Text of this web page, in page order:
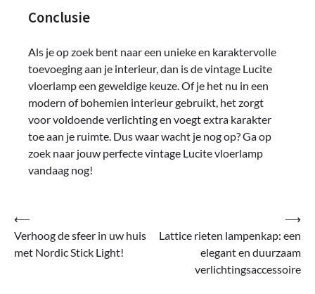
Conclusie
Als je op zoek bent naar een unieke en karaktervolle
toevoeging aan je interieur, dan is de vintage Lucite
vloerlamp een geweldige keuze. Of je het nu in een
modern of bohemien interieur gebruikt, het zorgt
voor voldoende verlichting en voegt extra karakter
toe aan je ruimte. Dus waar wacht je nog op? Ga op
zoek naar jouw perfecte vintage Lucite vloerlamp
vandaag nog!
Bericht
navigatie
⟵
Verhoog de sfeer in uw huis
met Nordic Stick Light!
Lattice rieten lampenkap: een
elegant en duurzaam
verlichtingsaccessoire
⟶